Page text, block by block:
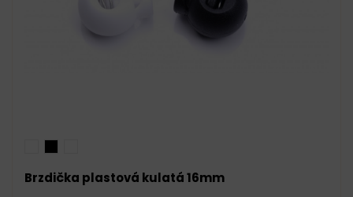
Brzdička plastová kulatá 16mm